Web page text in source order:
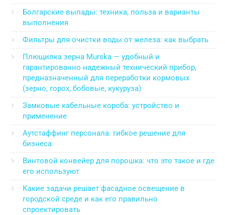
Болгарские выпады: техника, польза и варианты
выполнения
Фильтры для очистки воды от железа: как выбрать
Плющилка зерна Murska — удобный и
гарантированно надежный технический прибор,
предназначенный для переработки кормовых
(зерно, горох, бобовые, кукуруза)
Замковые кабельные короба: устройство и
применение
Аутстаффинг персонала: гибкое решение для
бизнеса
Винтовой конвейер для порошка: что это такое и где
его используют
Какие задачи решает фасадное освещение в
городской среде и как его правильно
спроектировать